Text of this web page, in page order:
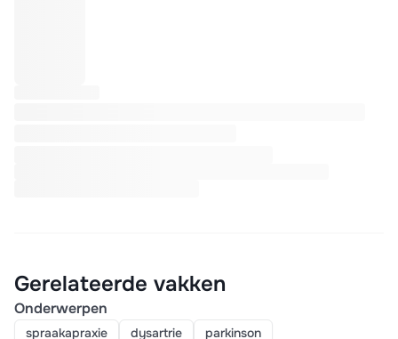
Gerelateerde vakken
Onderwerpen
spraakapraxie dysartrie
parkinson